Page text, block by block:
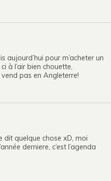
aujourd’hui pour m’acheter un
à l’air bien chouette,
pas en Angleterre!
dit quelque chose xD, moi
derniere, c’est l’agenda